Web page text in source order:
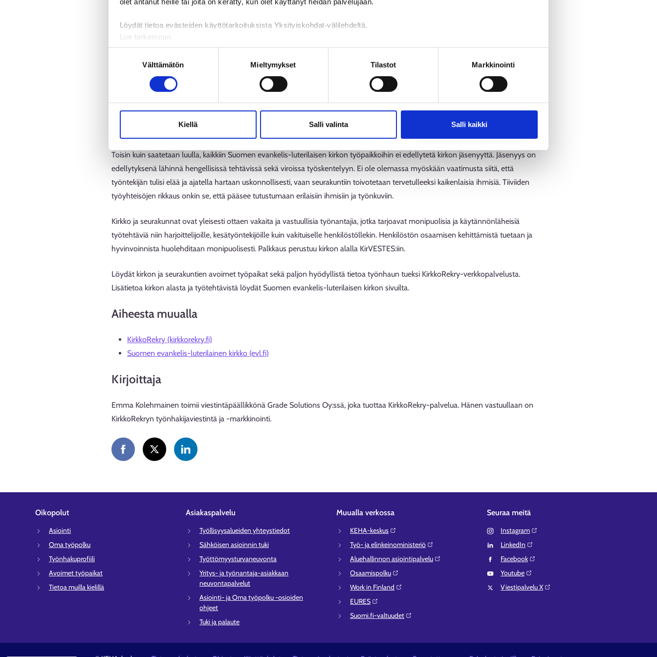
Löydät tietoa evästeiden käyttötarkoituksista Yksityiskohdat-välilehdeltä.
Lue tarkemmin
Evästeet
Tietosuoja ja henkilötietojen käsittely
Välttämätön Mieltymykset Tilastot Markkinointi
Kiellä Salli valinta Salli kaikki
hallintoa, taloutta ja toimintaa. Sinne on haettu esimerkiksi nuorisotyön ja kasvatuksen asiantuntijoita, palkanlaskijoita ja
järjestelmäasiantuntijoita.
Kirkko ja seurakunnat tarjoavat monipuolisia ja käytännönläheisiä työtehtäviä
Seurakunnat työllistävät ahkerasti kesätyöntekijöitä joka vuosi, ja paikkoja on runsaasti avoinna myös alle 18-vuotiaille.
Kesätyöntekijöitä haetaan esimerkiksi kirkkojen oppaiksi, kesäkahvilatoimintaan ja hautausmaiden kunnossapitoon. Seurakunnat,
seurakuntayhtymät ja Kirkkohallitus tarjoavat harjoittelupaikkoja hengellisten alojen, kuten diakoniatyön, kirkkomusiikin ja teologian
Toisin kuin saatetaan luulla, kaikkiin Suomen evankelis-luterilaisen kirkon työpaikkoihin ei edellytetä kirkon jäsenyyttä. Jäsenyys on
edellytyksenä lähinnä hengellisissä tehtävissä sekä viroissa työskentelyyn. Ei ole olemassa myöskään vaatimusta siitä, että
työntekijän tulisi elää ja ajatella hartaan uskonnollisesti, vaan seurakuntiin toivotetaan tervetulleeksi kaikenlaisia ihmisiä. Tiiviiden
työyhteisöjen rikkaus onkin se, että pääsee tutustumaan erilaisiin ihmisiin ja työnkuviin.
Kirkko ja seurakunnat ovat yleisesti ottaen vakaita ja vastuullisia työnantajia, jotka tarjoavat monipuolisia ja käytännönläheisiä
työtehtäviä niin harjoittelijoille, kesätyöntekijöille kuin vakituiselle henkilöstöllekin. Henkilöstön osaamisen kehittämistä tuetaan ja
hyvinvoinnista huolehditaan monipuolisesti. Palkkaus perustuu kirkon alalla KirVESTES:iin.
Löydät kirkon ja seurakuntien avoimet työpaikat sekä paljon hyödyllistä tietoa työnhaun tueksi KirkkoRekry-verkkopalvelusta.
Lisätietoa kirkon alasta ja työtehtävistä löydät Suomen evankelis-luterilaisen kirkon sivuilta.
Aiheesta muualla
KirkkoRekry (kirkkorekry.fi)
Suomen evankelis-luterilainen kirkko (evl.fi)
Kirjoittaja
Emma Kolehmainen toimii viestintäpäällikkönä Grade Solutions Oy:ssä, joka tuottaa KirkkoRekry-palvelua. Hänen vastuullaan on
KirkkoRekryn työnhakijaviestintä ja -markkinointi.
Oikopolut
Asiointi
Oma työpolku
Työnhakuprofiili
Avoimet työpaikat
Tietoa muilla kielillä
Asiakaspalvelu
Työllisyysalueiden yhteystiedot
Sähköisen asioinnin tuki
Työttömyysturvaneuvonta
Yritys- ja työnantaja-asiakkaan
neuvontapalvelut
Asiointi- ja Oma työpolku -osioiden
ohjeet
Tuki ja palaute
Muualla verkossa
KEHA-keskus⁠
Työ- ja elinkeinoministeriö⁠
Aluehallinnon asiointipalvelu⁠
Osaamispolku⁠
Work in Finland⁠
EURES⁠
Suomi.fi-valtuudet⁠
Seuraa meitä
Instagram⁠
LinkedIn⁠
Facebook⁠
Youtube⁠
Viestipalvelu X⁠